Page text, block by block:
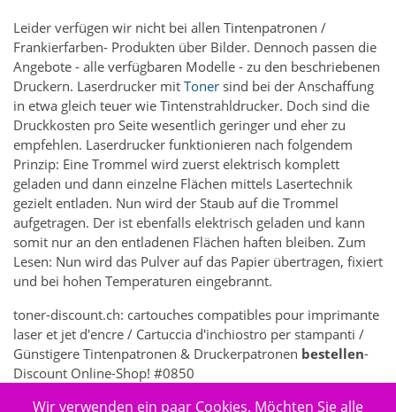
Leider verfügen wir nicht bei allen Tintenpatronen /
Frankierfarben- Produkten über Bilder. Dennoch passen die
Angebote - alle verfügbaren Modelle - zu den beschriebenen
Druckern. Laserdrucker mit Toner sind bei der Anschaffung
in etwa gleich teuer wie Tintenstrahldrucker. Doch sind die
Druckkosten pro Seite wesentlich geringer und eher zu
empfehlen. Laserdrucker funktionieren nach folgendem
Prinzip: Eine Trommel wird zuerst elektrisch komplett
geladen und dann einzelne Flächen mittels Lasertechnik
gezielt entladen. Nun wird der Staub auf die Trommel
aufgetragen. Der ist ebenfalls elektrisch geladen und kann
somit nur an den entladenen Flächen haften bleiben. Zum
Lesen: Nun wird das Pulver auf das Papier übertragen, fixiert
und bei hohen Temperaturen eingebrannt.
toner-discount.ch: cartouches compatibles pour imprimante
laser et jet d'encre / Cartuccia d'inchiostro per stampanti /
Günstigere Tintenpatronen & Druckerpatronen bestellen-
Discount Online-Shop! #0850
356 - Elektronik > Drucken, Kopieren, Scannen & Faxen >
Wir verwenden ein paar Cookies. Möchten Sie alle